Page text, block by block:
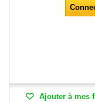
Ajouter à mes